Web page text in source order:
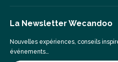
La Newsletter Wecandoo
Nouvelles expériences, conseils
événements…